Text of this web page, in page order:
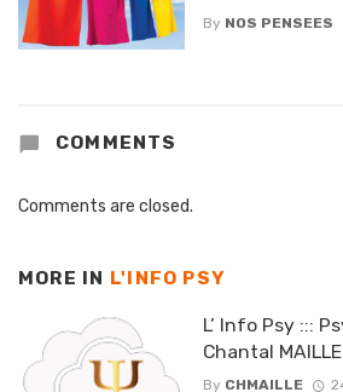
By NOS PENSEES
COMMENTS
Comments are closed.
MORE IN L'INFO PSY
L’ Info Psy :::
Chantal
By CHMAILLE